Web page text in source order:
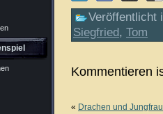
Veröffentlicht
Siegfried, Tom
Kommentieren
« Drachen und